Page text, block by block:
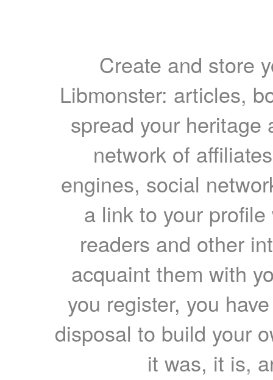
Create and store
Libmonster: articles,
spread your heritage
network of
engines, social
a link to your
readers and other
acquaint them with
you register, you
disposal to build your
it was, it is,